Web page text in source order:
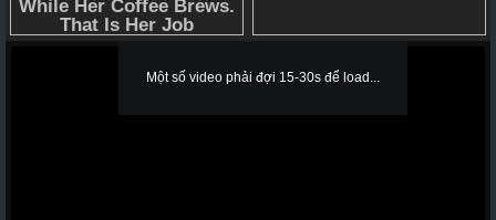
Một số video phải đợi 15-30s để load...